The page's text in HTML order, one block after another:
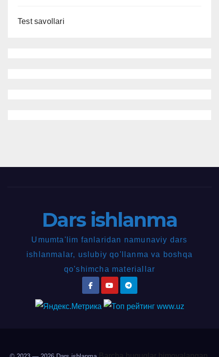
Test savollari
Dars ishlanma
Umumta'lim fanlaridan namunaviy dars
ishlanmalar, uslubiy qo'llanma va boshqa
qo'shimcha materiallar